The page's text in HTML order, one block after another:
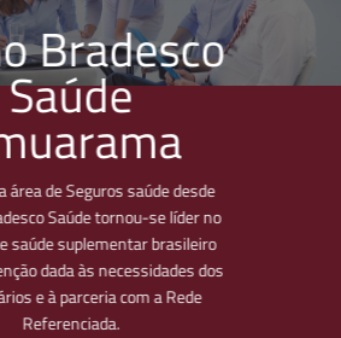
Bradesco
Saúde
área de Seguros saúde desde
Saúde tornou-se líder no
saúde suplementar brasileiro
dada às necessidades dos
e à parceria com a Rede
Referenciada.